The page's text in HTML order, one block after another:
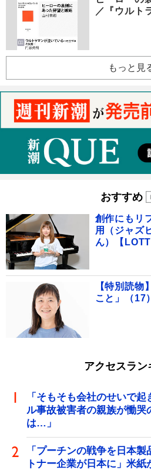
／『ウルト
もっと見
おすすめ
創作にもリ
用（ジャズ
ん）【
【特別読物
こと」（
アクセスラン
「そもそも会社のせいで
ル事故被害者の親族が慟
は…」
「プーチンの戦争を日本
トナー企業が日本に」米